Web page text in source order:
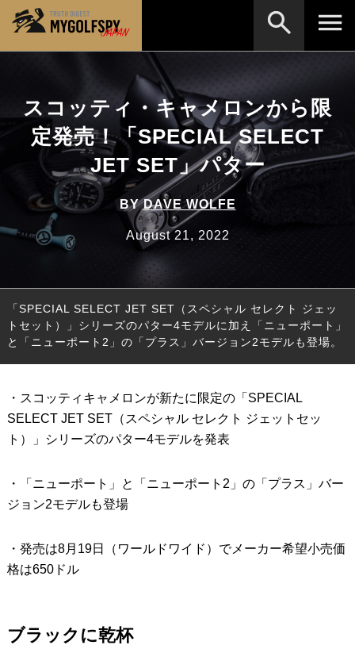
スコッティ・キャメロンから限
定発売！「SPECIAL SELECT
JET SET」パター
BYDAVE WOLFE
August 21, 2022
「SPECIAL SELECT JET SET（スペシャル セレクト ジェッ
トセット）」シリーズのパター4モデルに加え「ニューポート」
と「ニューポート2」の「プラス」バージョン2モデルも登場。
・スコッティキャメロンが新たに限定の「SPECIAL
SELECT JET SET（スペシャル セレクト ジェットセッ
ト）」シリーズのパター4モデルを発表
・「ニューポート」と「ニューポート2」の「プラス」バー
ジョン2モデルも登場
・発売は8月19日（ワールドワイド）でメーカー希望小売価
格は650ドル
ブラックに乾杯
テストランキング
NEW RELEASES 新製品情報
HOW TO ゴルフ上達・実践テクニック
テスト・データ検証
Golf News ゴルフニュース
REVIEWS 製品レビュー
FAIRWAY WOODS フェアウェイウッド
HYBRIDS ハイブリッド
WEDGES ウェッジ
PUTTERS
OTHER その他
Our Team 私たちのチーム
※メーカー名やクラブ名など、検索したい事柄を入
力してください。
検索